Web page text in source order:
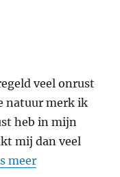
veel onrust
natuur merk ik
heb in mijn
mij dan veel
meer